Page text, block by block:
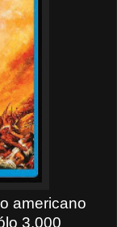
americano
3,000